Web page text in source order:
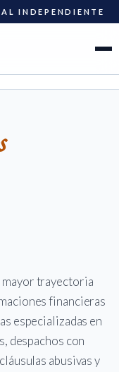
INDEPENDIENTE
mayor trayectoria
financieras
especializadas en
despachos con
abusivas y